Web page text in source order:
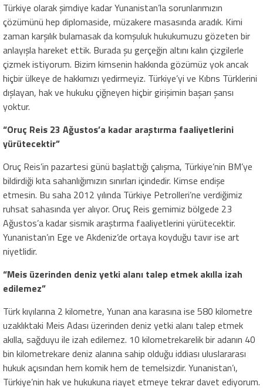
Türkiye olarak şimdiye kadar Yunanistan’la sorunlarımızın
çözümünü hep diplomaside, müzakere masasında aradık. Kimi
zaman karşılık bulamasak da komşuluk hukukumuzu gözeten bir
anlayışla hareket ettik. Burada şu gerçeğin altını kalın çizgilerle
çizmek istiyorum. Bizim kimsenin hakkında gözümüz yok ancak
hiçbir ülkeye de hakkımızı yedirmeyiz. Türkiye’yi ve Kıbrıs Türklerini
dışlayan, hak ve hukuku çiğneyen hiçbir girişimin başarı şansı
yoktur.
“Oruç Reis 23 Ağustos’a kadar araştırma faaliyetlerini
yürütecektir”
Oruç Reis’in pazartesi günü başlattığı çalışma, Türkiye’nin BM’ye
bildirdiği kıta sahanlığımızın sınırları içindedir. Kimse endişe
etmesin. Bu saha 2012 yılında Türkiye Petrolleri’ne verdiğimiz
ruhsat sahasında yer alıyor. Oruç Reis gemimiz bölgede 23
Ağustos’a kadar sismik araştırma faaliyetlerini yürütecektir.
Yunanistan’ın Ege ve Akdeniz’de ortaya koyduğu tavır ise art
niyetlidir.
“Meis üzerinden deniz yetki alanı talep etmek akılla izah
edilemez”
Türk kıyılarına 2 kilometre, Yunan ana karasına ise 580 kilometre
uzaklıktaki Meis Adası üzerinden deniz yetki alanı talep etmek
akılla, sağduyu ile izah edilemez. 10 kilometrekarelik bir adanın 40
bin kilometrekare deniz alanına sahip olduğu iddiası uluslararası
hukuk açısından hem komik hem de temelsizdir. Yunanistan’ı,
Türkiye’nin hak ve hukukuna riayet etmeye tekrar davet ediyorum.